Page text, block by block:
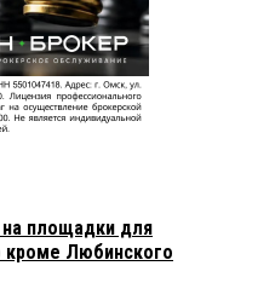
на площадки для
кроме Любинского